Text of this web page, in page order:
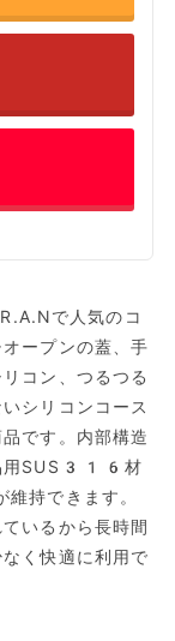
で人気のコ
ープンの蓋、手
コン、つるつる
シリコンコース
です。内部構造
品用SUS316材
持できます。
いるから長時間
く快適に利用で